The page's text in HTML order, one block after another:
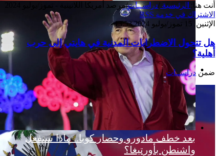
إصدار جديد
بعد خطف مادورو وحصار كوبا.. ماذا ستفعل
واشنطن بأورتيغا؟
أنت هنا: الرئيسية دراســات/مرصد أمريكا اللاتينية - تموز/يوليو 2024
الاشتراك في خدمة RSS
الإثنين, 15 تموز/يوليو 2024 13:53
هل تتحول الاضطرابات المدنية في هايتي إلى حرب
أهلية؟
ضمن دراســات